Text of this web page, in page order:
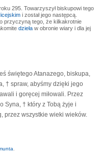
295. Towarzyszył biskupowi tego
i został jego następcą.
przyczyną tego, że kilkakrotnie
dzieła w obronie wiary i dla jej
świętego Atanazego, biskupa,
† spraw, abyśmy dzięki jego
i goręcej miłowali. Przez
Syna, † który z Tobą żyje i
przez wszystkie wieki wieków.